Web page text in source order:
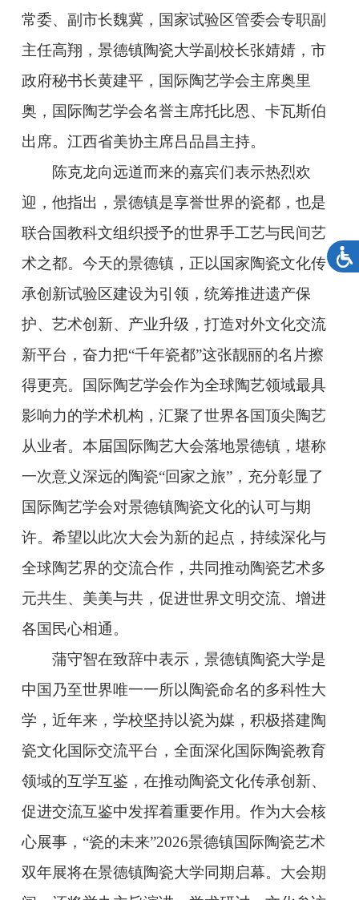
常委、副市长魏冀，国家试验区管委会专职副
主任高翔，景德镇陶瓷大学副校长张婧婧，市
政府秘书长黄建平，国际陶艺学会主席奥里
奥，国际陶艺学会名誉主席托比恩、卡瓦斯伯
出席。江西省美协主席吕品昌主持。
陈克龙向远道而来的嘉宾们表示热烈欢
迎，他指出，景德镇是享誉世界的瓷都，也是
联合国教科文组织授予的世界手工艺与民间艺
术之都。今天的景德镇，正以国家陶瓷文化传
承创新试验区建设为引领，统筹推进遗产保
护、艺术创新、产业升级，打造对外文化交流
新平台，奋力把“千年瓷都”这张靓丽的名片擦
得更亮。国际陶艺学会作为全球陶艺领域最具
影响力的学术机构，汇聚了世界各国顶尖陶艺
从业者。本届国际陶艺大会落地景德镇，堪称
一次意义深远的陶瓷“回家之旅”，充分彰显了
国际陶艺学会对景德镇陶瓷文化的认可与期
许。希望以此次大会为新的起点，持续深化与
全球陶艺界的交流合作，共同推动陶瓷艺术多
元共生、美美与共，促进世界文明交流、增进
各国民心相通。
蒲守智在致辞中表示，景德镇陶瓷大学是
中国乃至世界唯一一所以陶瓷命名的多科性大
学，近年来，学校坚持以瓷为媒，积极搭建陶
瓷文化国际交流平台，全面深化国际陶瓷教育
领域的互学互鉴，在推动陶瓷文化传承创新、
促进交流互鉴中发挥着重要作用。作为大会核
心展事，“瓷的未来”2026景德镇国际陶瓷艺术
双年展将在景德镇陶瓷大学同期启幕。大会期